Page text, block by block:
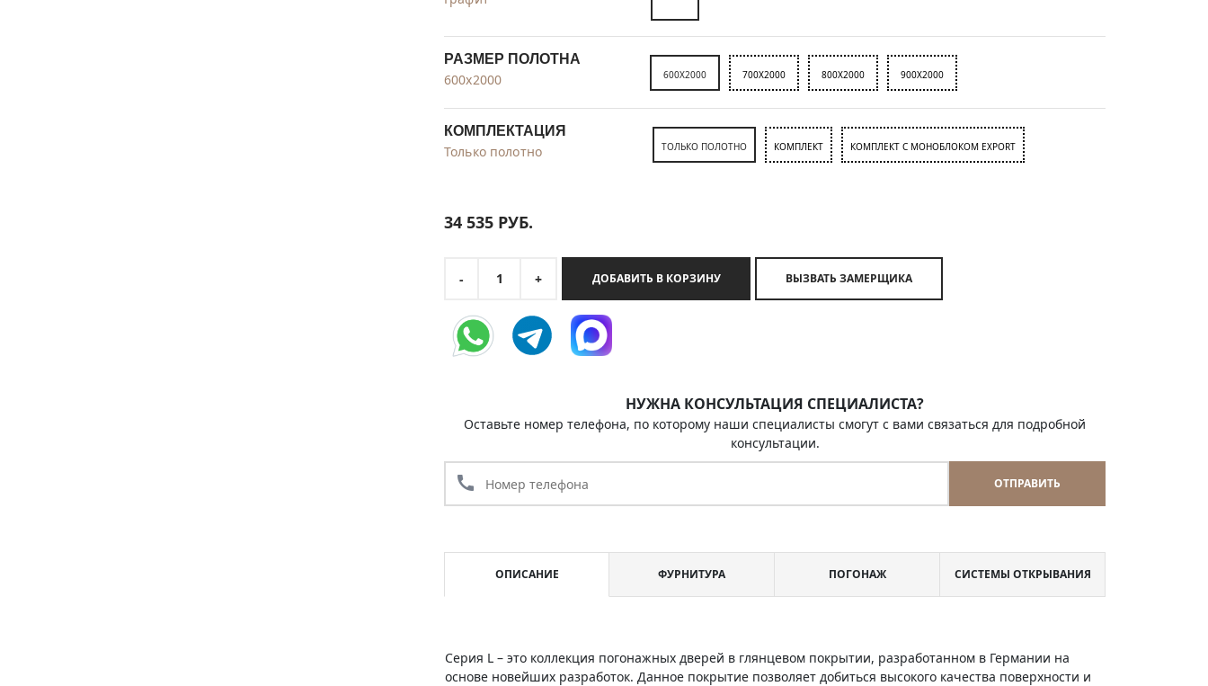
РАЗМЕР ПОЛОТНА
600x2000 600X2000 700X2000 800X2000 900X2000
КОМПЛЕКТАЦИЯ
Только полотно ТОЛЬКО ПОЛОТНО КОМПЛЕКТ КОМПЛЕКТ С МОНОБЛОКОМ EXPORT
34 535 РУБ.
- 1 + ДОБАВИТЬ В КОРЗИНУ ВЫЗВАТЬ ЗАМЕРЩИКА
НУЖНА КОНСУЛЬТАЦИЯ СПЕЦИАЛИСТА?
Оставьте номер телефона, по которому наши специалисты смогут с вами связаться для подробной
консультации.
call ОТПРАВИТЬ
ОПИСАНИЕ ФУРНИТУРА ПОГОНАЖ СИСТЕМЫ ОТКРЫВАНИЯ
Серия L – это коллекция погонажных дверей в глянцевом покрытии, разработанном в Германии на
основе новейших разработок. Данное покрытие позволяет добиться высокого качества поверхности и